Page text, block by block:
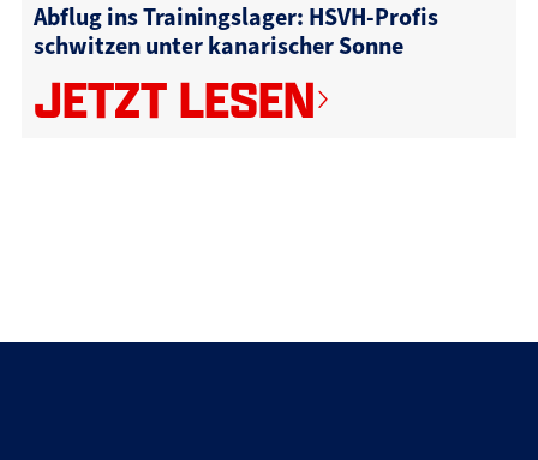
Abflug ins Trainingslager: HSVH-Profis
schwitzen unter kanarischer Sonne
JETZT LESEN